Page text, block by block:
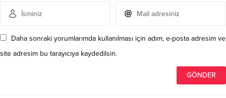
Daha sonraki yorumlarımda kullanılması için adım, e-posta adresim ve
site adresim bu tarayıcıya kaydedilsin.